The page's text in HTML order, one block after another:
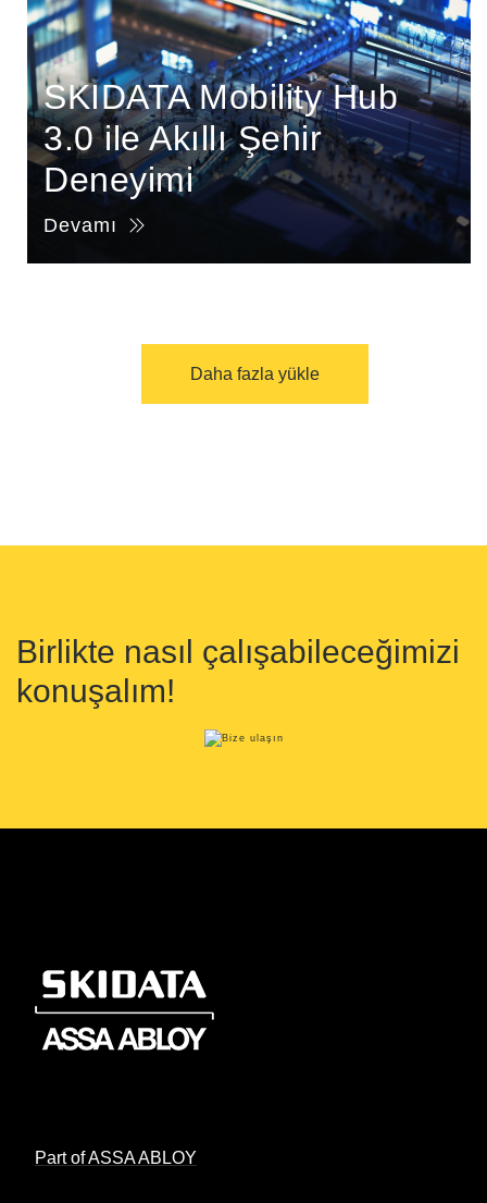
SKIDATA Mobility Hub
3.0 ile Akıllı Şehir
Deneyimi
Devamı
Daha fazla yükle
Birlikte nasıl çalışabileceğimizi
konuşalım!
Part of ASSA ABLOY